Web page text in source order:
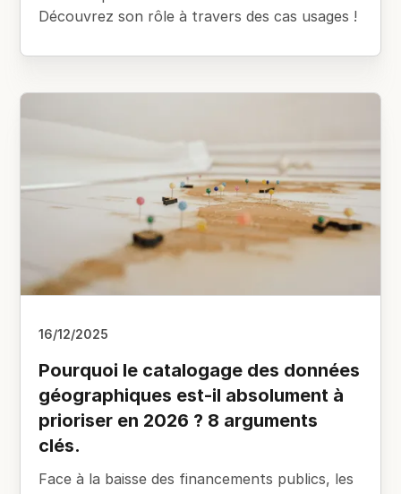
Découvrez son rôle à travers des cas usages !
16/12/2025
Pourquoi le catalogage des données
géographiques est-il absolument à
prioriser en 2026 ? 8 arguments
clés.
Face à la baisse des financements publics, les